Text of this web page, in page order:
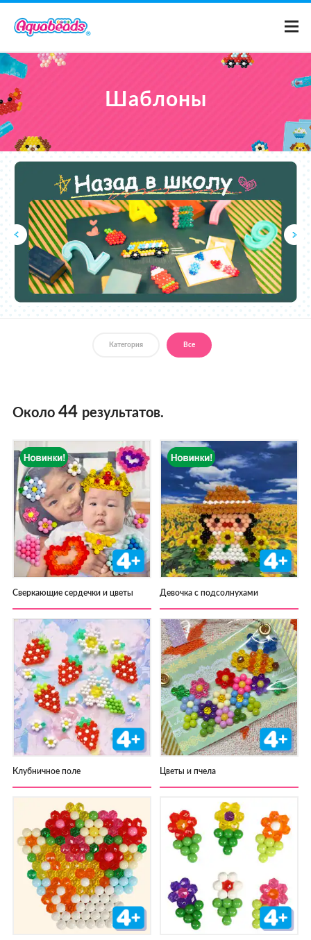
Что такое Аквабидс?
Видео
Для родителей
Шаблоны
Категория Все
Около 44 результатов.
Сверкающие сердечки и цветы Девочка с подсолнухами
Клубничное поле Цветы и пчела